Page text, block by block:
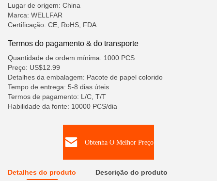
Lugar de origem: China
Marca: WELLFAR
Certificação: CE, RoHS, FDA
Termos do pagamento & do transporte
Quantidade de ordem mínima: 1000 PCS
Preço: US$12.99
Detalhes da embalagem: Pacote de papel colorido
Tempo de entrega: 5-8 dias úteis
Termos de pagamento: L/C, T/T
Habilidade da fonte: 10000 PCS/dia
Obtenha O Melhor Preço
Detalhes do produto Descrição do produto